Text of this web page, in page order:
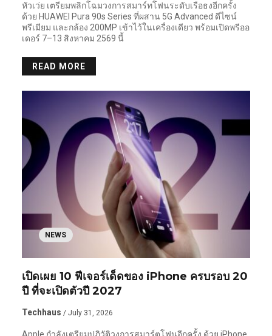
หัวเว่ย เตรียมพลิกโฉมวงการสมาร์ทโฟนระดับเรือธงอีกครั้ง
ด้วย HUAWEI Pura 90s Series ที่ผสาน 5G Advanced ดีไซน์
พรีเมียม และกล้อง 200MP เข้าไว้ในเครื่องเดียว พร้อมเปิดพรีออ
เดอร์ 7–13 สิงหาคม 2569 นี้
READ MORE
NEWS
เปิดเผย 10 ฟีเจอร์เด็ดของ iPhone ครบรอบ 20
ปี ที่จะเปิดตัวปี 2027
Techhaus / July 31, 2026